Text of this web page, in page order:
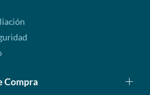
Compra